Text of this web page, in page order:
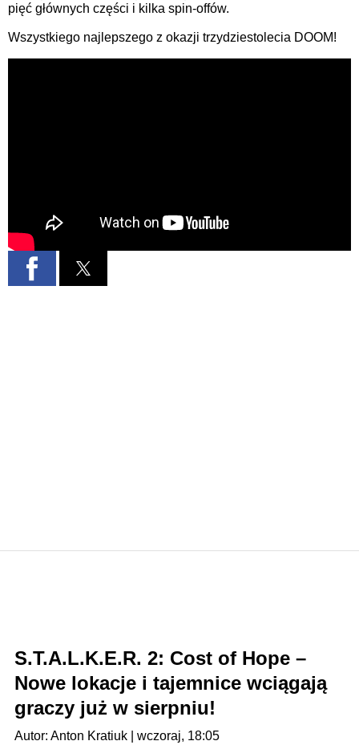
pięć głównych części i kilka spin-offów.
Wszystkiego najlepszego z okazji trzydziestolecia DOOM!